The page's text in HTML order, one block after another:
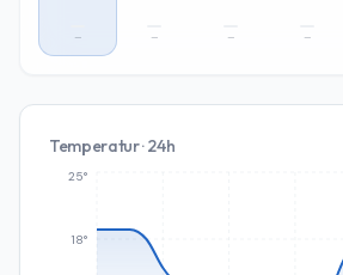
– – – –
Temperatur · 24h
18°
25°